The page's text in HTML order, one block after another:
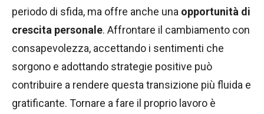
periodo di sfida, ma offre anche una opportunità di
crescita personale. Affrontare il cambiamento con
consapevolezza, accettando i sentimenti che
sorgono e adottando strategie positive può
contribuire a rendere questa transizione più fluida e
gratificante. Tornare a fare il proprio lavoro è